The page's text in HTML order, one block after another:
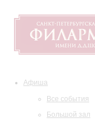
Афиша
Все события
Большой зал